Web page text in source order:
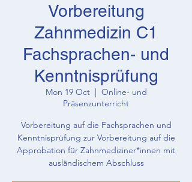
Vorbereitung
Zahnmedizin C1
Fachsprachen- und
Kenntnisprüfung
Mon 19 Oct
  |
Online- und
Präsenzunterricht
Vorbereitung auf die Fachsprachen und
Kenntnisprüfung zur Vorbereitung auf die
Approbation für Zahnmediziner*innen mit
ausländischem Abschluss